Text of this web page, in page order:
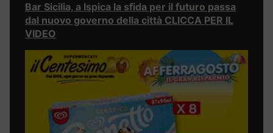
Bar Sicilia, a Ispica la sfida per il futuro passa
dal nuovo governo della città CLICCA PER IL
VIDEO